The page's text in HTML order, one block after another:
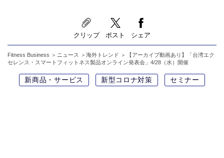
クリップ ポスト シェア
Fitness Business ニュース 海外トレンド
【アーカイブ動画あり】「台湾エク
セレンス・スマートフィットネス製品オンライン発表会」4/28（水）開催
新商品・サービス 新型コロナ対策 セミナー